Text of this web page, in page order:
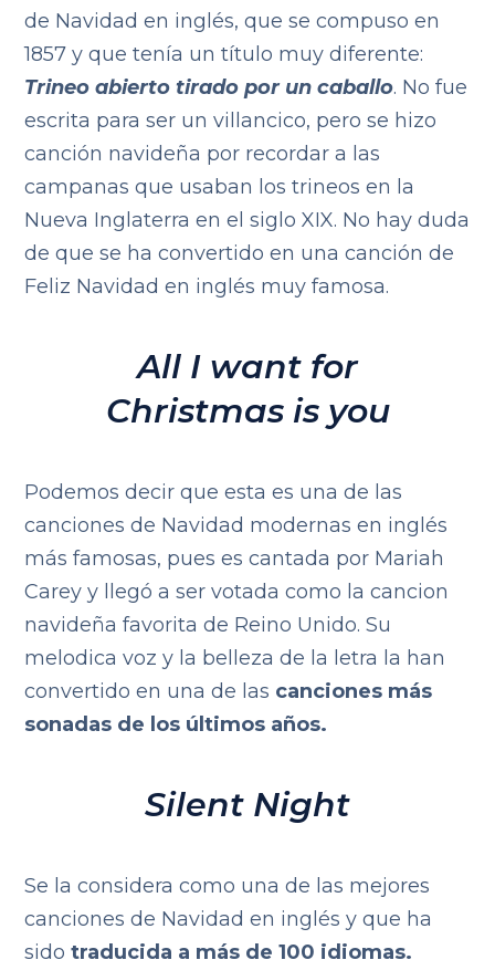
de Navidad en inglés, que se compuso en
1857 y que tenía un título muy diferente:
Trineo abierto tirado por un caballo. No fue
escrita para ser un villancico, pero se hizo
canción navideña por recordar a las
campanas que usaban los trineos en la
Nueva Inglaterra en el siglo XIX. No hay duda
de que se ha convertido en una canción de
Feliz Navidad en inglés muy famosa.
All I want for
Christmas is you
Podemos decir que esta es una de las
canciones de Navidad modernas en inglés
más famosas, pues es cantada por Mariah
Carey y llegó a ser votada como la cancion
navideña favorita de Reino Unido. Su
melodica voz y la belleza de la letra la han
convertido en una de las canciones más
sonadas de los últimos años.
Silent Night
Se la considera como una de las mejores
canciones de Navidad en inglés y que ha
sidotraducida a más de 100 idiomas.